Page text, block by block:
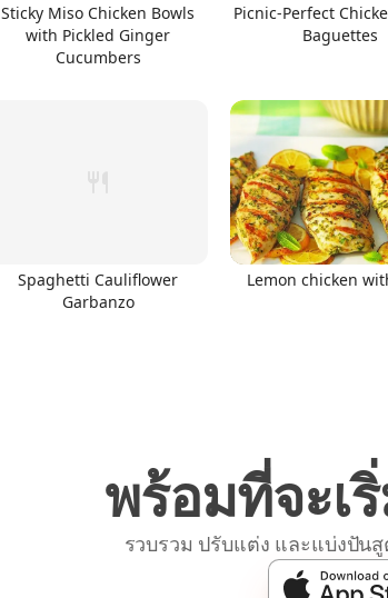
Sticky Miso Chicken Bowls
with Pickled Ginger
Cucumbers
Picnic-Perfect
Baguettes
Spaghetti Cauliflower
Garbanzo
Lemon chicken
พร้อมที่จะเ
รวบรวม ปรับแต่ง และแบ่งปัน